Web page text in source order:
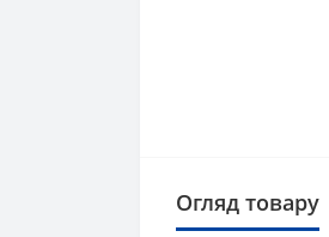
Огляд товару